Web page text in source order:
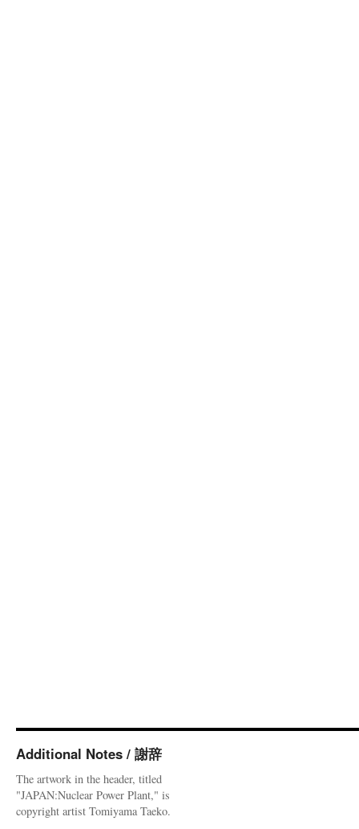
Additional Notes / 謝辞
The artwork in the header, titled
"JAPAN:Nuclear Power Plant," is
copyright artist Tomiyama Taeko.